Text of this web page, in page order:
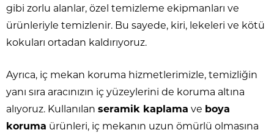
gibi zorlu alanlar, özel temizleme ekipmanları ve
ürünleriyle temizlenir. Bu sayede, kiri, lekeleri ve kötü
kokuları ortadan kaldırıyoruz.
Ayrıca, iç mekan koruma hizmetlerimizle, temizliğin
yanı sıra aracınızın iç yüzeylerini de koruma altına
alıyoruz. Kullanılan seramik kaplama ve boya
koruma ürünleri, iç mekanın uzun ömürlü olmasına